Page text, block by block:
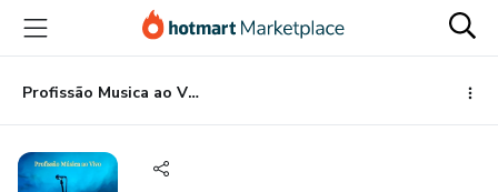
para
conteúdo
principal
para
pagamento
para
rodapé
Profissão Musica ao Vivo ( Sua Imersão financeira e Profissional)